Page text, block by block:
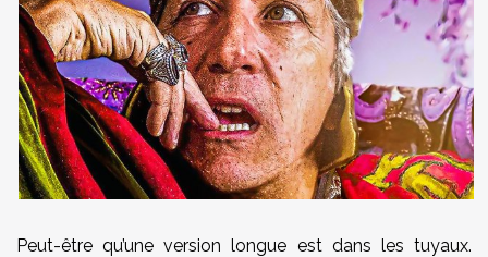
Peut-être qu’une version longue est dans les tuyaux.